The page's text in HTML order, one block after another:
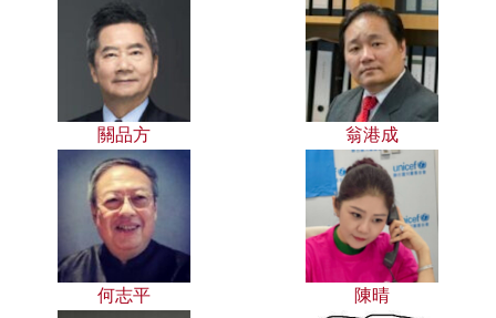
關品方 翁港成
何志平 陳晴